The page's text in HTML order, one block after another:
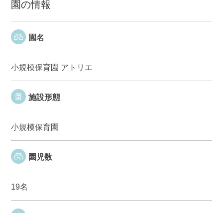
園の情報
園名
小規模保育園 アトリエ
施設形態
小規模保育園
園児数
19名